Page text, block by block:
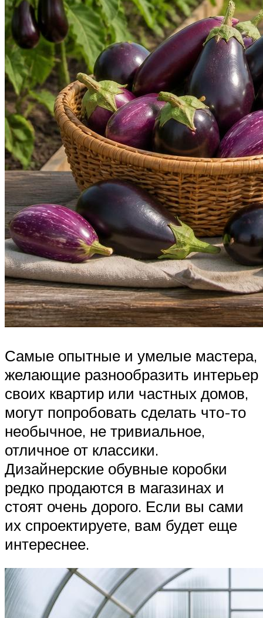
Самые опытные и умелые мастера,
желающие разнообразить интерьер
своих квартир или частных домов,
могут попробовать сделать что-то
необычное, не тривиальное,
отличное от классики.
Дизайнерские обувные коробки
редко продаются в магазинах и
стоят очень дорого. Если вы сами
их спроектируете, вам будет еще
интереснее.